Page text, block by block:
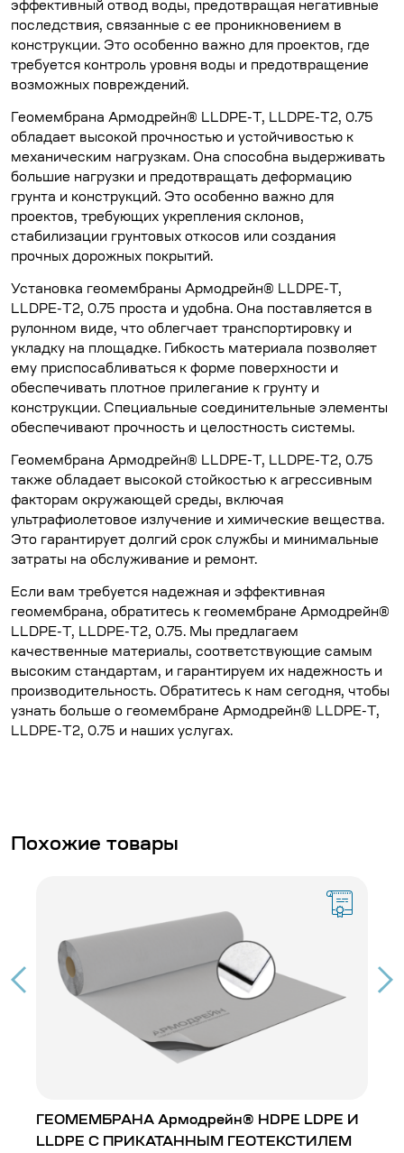
эффективный отвод воды, предотвращая негативные
последствия, связанные с ее проникновением в
конструкции. Это особенно важно для проектов, где
требуется контроль уровня воды и предотвращение
возможных повреждений.
Геомембрана Армодрейн® LLDPE-T, LLDPE-T2, 0.75
обладает высокой прочностью и устойчивостью к
механическим нагрузкам. Она способна выдерживать
большие нагрузки и предотвращать деформацию
грунта и конструкций. Это особенно важно для
проектов, требующих укрепления склонов,
стабилизации грунтовых откосов или создания
прочных дорожных покрытий.
Установка геомембраны Армодрейн® LLDPE-T,
LLDPE-T2, 0.75 проста и удобна. Она поставляется в
рулонном виде, что облегчает транспортировку и
укладку на площадке. Гибкость материала позволяет
ему приспосабливаться к форме поверхности и
обеспечивать плотное прилегание к грунту и
конструкции. Специальные соединительные элементы
обеспечивают прочность и целостность системы.
Геомембрана Армодрейн® LLDPE-T, LLDPE-T2, 0.75
также обладает высокой стойкостью к агрессивным
факторам окружающей среды, включая
ультрафиолетовое излучение и химические вещества.
Это гарантирует долгий срок службы и минимальные
затраты на обслуживание и ремонт.
Если вам требуется надежная и эффективная
геомембрана, обратитесь к геомембране Армодрейн®
LLDPE-T, LLDPE-T2, 0.75. Мы предлагаем
качественные материалы, соответствующие самым
высоким стандартам, и гарантируем их надежность и
производительность. Обратитесь к нам сегодня, чтобы
узнать больше о геомембране Армодрейн® LLDPE-T,
LLDPE-T2, 0.75 и наших услугах.
Похожие товары
ГЕОМЕМБРАНА Армодрейн® HDPE LDPE И
LLDPE С ПРИКАТАННЫМ ГЕОТЕКСТИЛЕМ